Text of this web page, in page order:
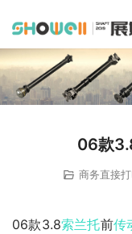
06款
商务直接
06款3.8索兰托前传